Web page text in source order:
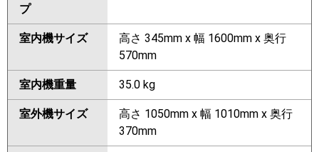
プ
室内機サイズ
高さ 345mm x 幅 1600mm x 奥行
570mm
室内機重量 35.0 kg
室外機サイズ
高さ 1050mm x 幅 1010mm x 奥行
370mm